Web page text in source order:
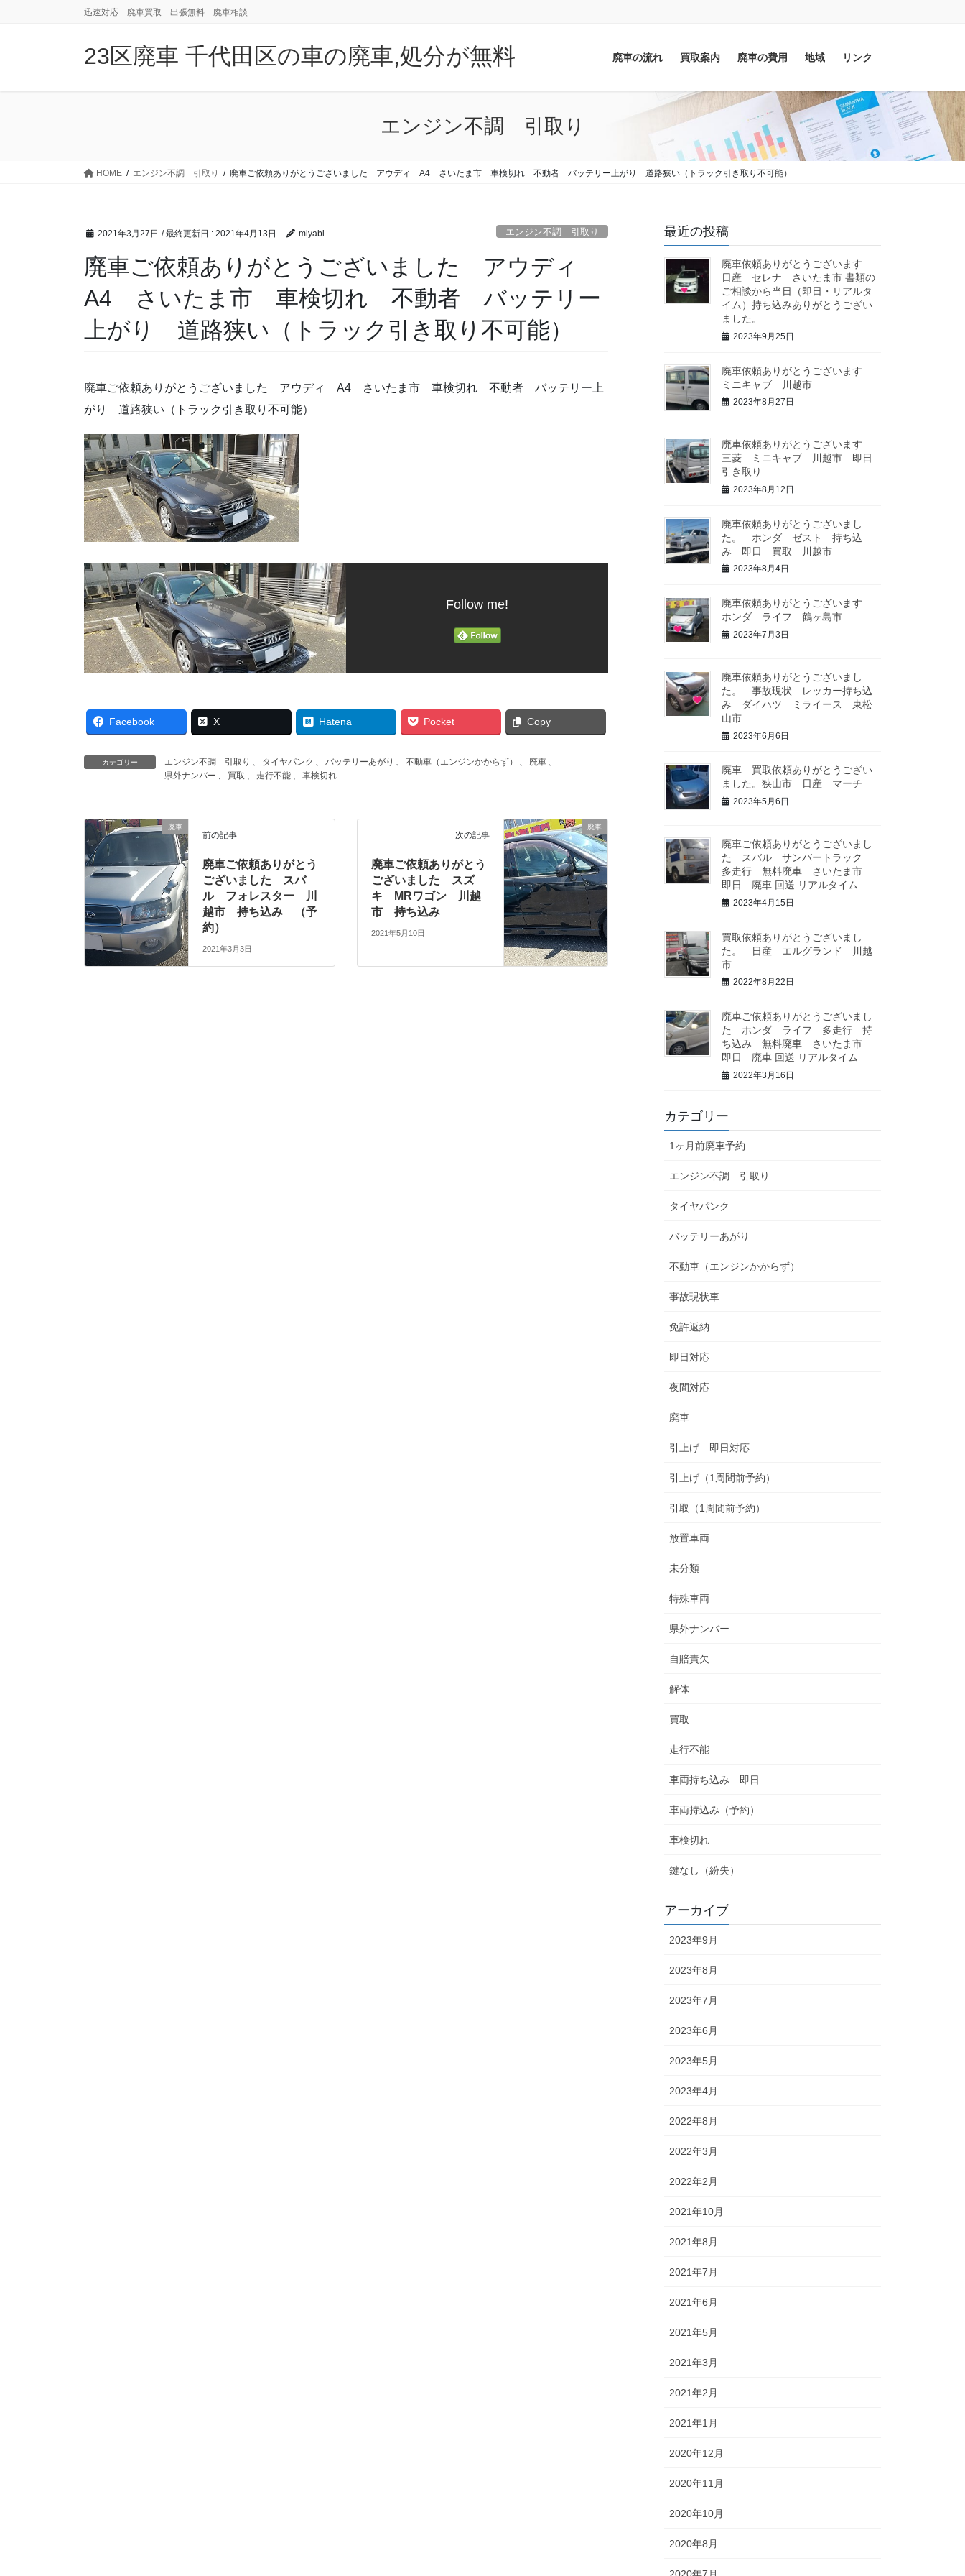
迅速対応 廃車買取 出張無料 廃車相談
23区廃車 千代田区の車の廃車,処分が無料 廃車の流れ 買取案内 廃車の費用 地域 リンク
エンジン不調 引取り
HOME エンジン不調 引取り 廃車ご依頼ありがとうございました アウディ A4 さいたま市 車検切れ 不動者 バッテリー上がり 道路狭い（トラック引き取り不可能）
2021年3月27日 / 最終更新日 : 2021年4月13日 miyabi エンジン不調 引取り
廃車ご依頼ありがとうございました アウディ
A4 さいたま市 車検切れ 不動者 バッテリー
上がり 道路狭い（トラック引き取り不可能）
廃車ご依頼ありがとうございました アウディ A4 さいたま市 車検切れ 不動者 バッテリー上
がり 道路狭い（トラック引き取り不可能）
Follow me!
Facebook X Hatena Pocket Copy
カテゴリー エンジン不調 引取り 、 タイヤパンク 、 バッテリーあがり 、 不動車（エンジンかからず） 、 廃車 、
県外ナンバー 、 買取 、 走行不能 、 車検切れ
廃車
前の記事
廃車ご依頼ありがとう
ございました スバ
ル フォレスター 川
越市 持ち込み （予
約）
2021年3月3日
廃車
次の記事
廃車ご依頼ありがとう
ございました スズ
キ MRワゴン 川越
市 持ち込み
2021年5月10日
最近の投稿
廃車依頼ありがとうございます
日産 セレナ さいたま市 書類の
ご相談から当日（即日・リアルタ
イム）持ち込みありがとうござい
ました。
2023年9月25日
廃車依頼ありがとうございます
ミニキャブ 川越市
2023年8月27日
廃車依頼ありがとうございます
三菱 ミニキャブ 川越市 即日
引き取り
2023年8月12日
廃車依頼ありがとうございまし
た。 ホンダ ゼスト 持ち込
み 即日 買取 川越市
2023年8月4日
廃車依頼ありがとうございます
ホンダ ライフ 鶴ヶ島市
2023年7月3日
廃車依頼ありがとうございまし
た。 事故現状 レッカー持ち込
み ダイハツ ミライース 東松
山市
2023年6月6日
廃車 買取依頼ありがとうござい
ました。狭山市 日産 マーチ
2023年5月6日
廃車ご依頼ありがとうございまし
た スバル サンバートラック
多走行 無料廃車 さいたま市
即日 廃車 回送 リアルタイム
2023年4月15日
買取依頼ありがとうございまし
た。 日産 エルグランド 川越
市
2022年8月22日
廃車ご依頼ありがとうございまし
た ホンダ ライフ 多走行 持
ち込み 無料廃車 さいたま市
即日 廃車 回送 リアルタイム
2022年3月16日
カテゴリー
1ヶ月前廃車予約
エンジン不調 引取り
タイヤパンク
バッテリーあがり
不動車（エンジンかからず）
事故現状車
免許返納
即日対応
夜間対応
廃車
引上げ 即日対応
引上げ（1周間前予約）
引取（1周間前予約）
放置車両
未分類
特殊車両
県外ナンバー
自賠責欠
解体
買取
走行不能
車両持ち込み 即日
車両持込み（予約）
車検切れ
鍵なし（紛失）
アーカイブ
2023年9月
2023年8月
2023年7月
2023年6月
2023年5月
2023年4月
2022年8月
2022年3月
2022年2月
2021年10月
2021年8月
2021年7月
2021年6月
2021年5月
2021年3月
2021年2月
2021年1月
2020年12月
2020年11月
2020年10月
2020年8月